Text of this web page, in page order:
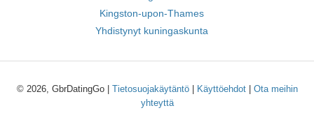
Kingston-upon-Thames
Yhdistynyt kuningaskunta
© 2026, GbrDatingGo | Tietosuojakäytäntö| Käyttöehdot| Ota meihin
yhteyttä